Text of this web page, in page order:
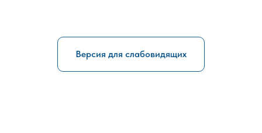
Версия для слабовидящих